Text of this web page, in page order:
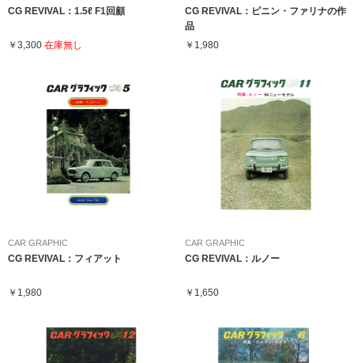
CG REVIVAL：1.5ℓ F1回顧
￥3,300 在庫無し
CG REVIVAL：ピニン・ファリナの作
品
￥1,980
CAR GRAPHIC
CG REVIVAL：フィアット
￥1,980
CAR GRAPHIC
CG REVIVAL：ルノー
￥1,650